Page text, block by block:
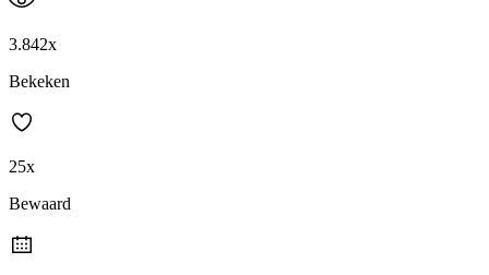
3.842x
Bekeken
25x
Bewaard